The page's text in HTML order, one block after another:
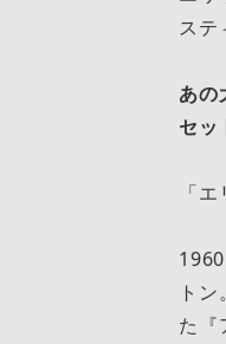
ステ
あの
セッ
「
ト
た『